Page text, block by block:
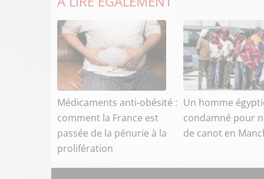
Médicaments anti-obésité :
comment la France est
passée de la pénurie à la
prolifération
Un homme
condamné pour
de canot en